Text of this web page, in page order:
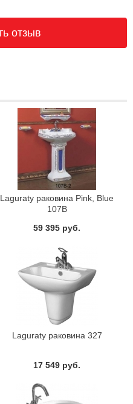
Laguraty раковина Pink, Blue
107В
59 395 руб.
Laguraty раковина 327
17 549 руб.